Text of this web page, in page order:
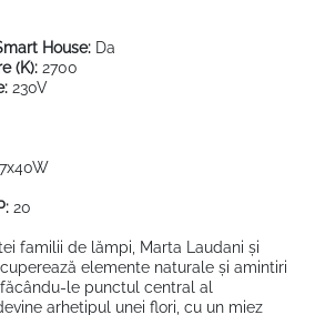
House: Da
(K): 2700
230V
20
familii de lămpi, Marta Laudani și
elemente naturale și amintiri
le punctul central al
arhetipul unei flori, cu un miez